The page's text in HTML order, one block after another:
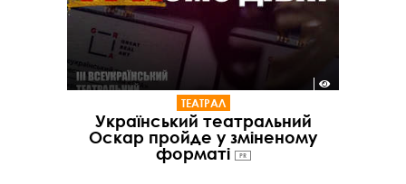
ТЕАТРАЛ
Український театральний
Оскар пройде у зміненому
форматі
PR